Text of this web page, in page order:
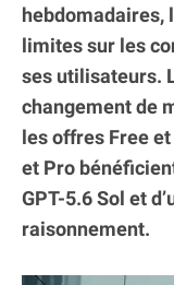
hebdomadaires,
limites sur les
ses utilisateurs.
changement de
les offres Free
et Pro
GPT-5.6 Sol et
raisonnement.